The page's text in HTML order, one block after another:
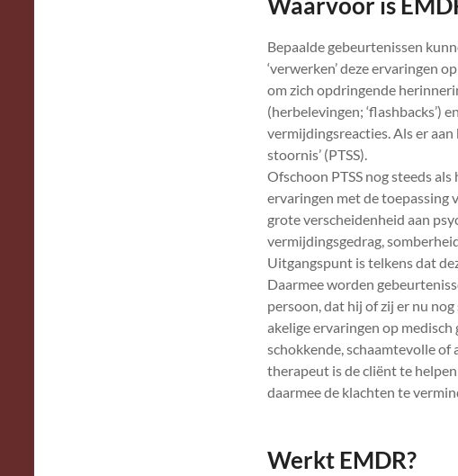
Bepaalde gebeurtenissen
‘verwerken’ deze ervaringen
om zich opdringende
(herbelevingen; ‘flashbacks’)
vermijdingsreacties. Als er
stoornis’ (PTSS).
Ofschoon PTSS nog steeds
ervaringen met de toepassing
grote verscheidenheid aan
vermijdingsgedrag,
Uitgangspunt is telkens dat
Daarmee worden
persoon, dat hij of zij er nu
akelige ervaringen op
schokkende, schaamtevolle of
therapeut is de cliënt te
daarmee de klachten te
Werkt EMDR?